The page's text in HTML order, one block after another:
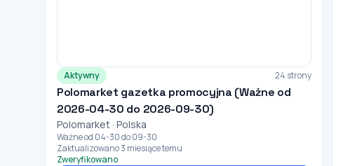
Aktywny 24 strony
Polomarket gazetka promocyjna (Ważne od
2026-04-30 do 2026-09-30)
Polomarket · Polska
Ważne od 04-30 do 09-30
Zaktualizowano 3 miesiące temu
Zweryfikowano